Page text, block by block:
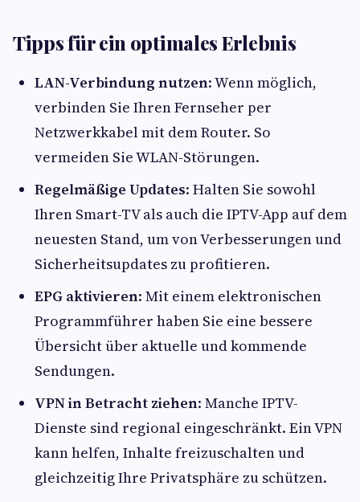
Tipps für ein optimales Erlebnis
LAN-Verbindung nutzen: Wenn möglich,
verbinden Sie Ihren Fernseher per
Netzwerkkabel mit dem Router. So
vermeiden Sie WLAN-Störungen.
Regelmäßige Updates: Halten Sie sowohl
Ihren Smart-TV als auch die IPTV-App auf dem
neuesten Stand, um von Verbesserungen und
Sicherheitsupdates zu profitieren.
EPG aktivieren: Mit einem elektronischen
Programmführer haben Sie eine bessere
Übersicht über aktuelle und kommende
Sendungen.
VPN in Betracht ziehen: Manche IPTV-
Dienste sind regional eingeschränkt. Ein VPN
kann helfen, Inhalte freizuschalten und
gleichzeitig Ihre Privatsphäre zu schützen.